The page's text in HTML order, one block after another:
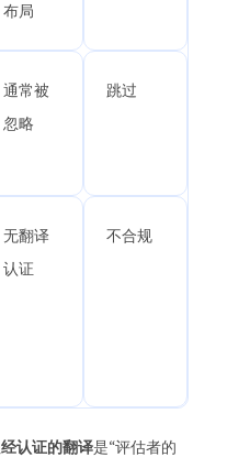
布局
通常被
忽略
跳过
无翻译
认证
不合规
经认证的翻译是“评估者的